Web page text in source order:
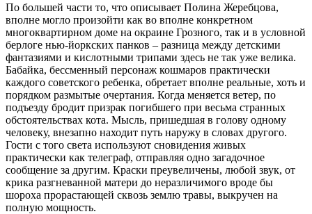
По большей части то, что описывает Полина Жеребцова,
вполне могло произойти как во вполне конкретном
многоквартирном доме на окраине Грозного, так и в условной
берлоге нью-йоркских панков – разница между детскими
фантазиями и кислотными трипами здесь не так уже велика.
Бабайка, бессменный персонаж кошмаров практически
каждого советского ребенка, обретает вполне реальные, хоть и
порядком размытые очертания. Когда меняется ветер, по
подъезду бродит призрак погибшего при весьма странных
обстоятельствах кота. Мысль, пришедшая в голову одному
человеку, внезапно находит путь наружу в словах другого.
Гости с того света используют сновидения живых
практически как телеграф, отправляя одно загадочное
сообщение за другим. Краски преувеличены, любой звук, от
крика разгневанной матери до неразличимого вроде бы
шороха прорастающей сквозь землю травы, выкручен на
полную мощность.